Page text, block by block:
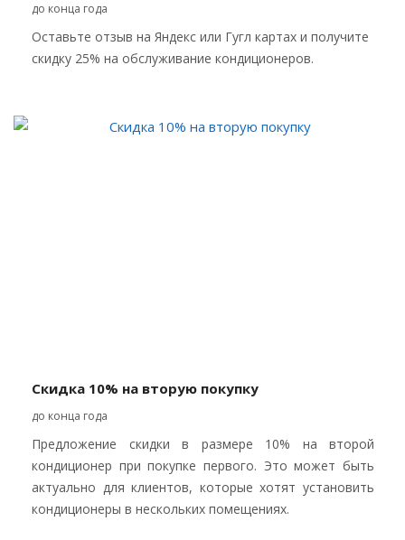
до конца года
Оставьте отзыв на Яндекс или Гугл картах и получите
скидку 25% на обслуживание кондиционеров.
Скидка 10% на вторую покупку
до конца года
Предложение скидки в размере 10% на второй
кондиционер при покупке первого. Это может быть
актуально для клиентов, которые хотят установить
кондиционеры в нескольких помещениях.